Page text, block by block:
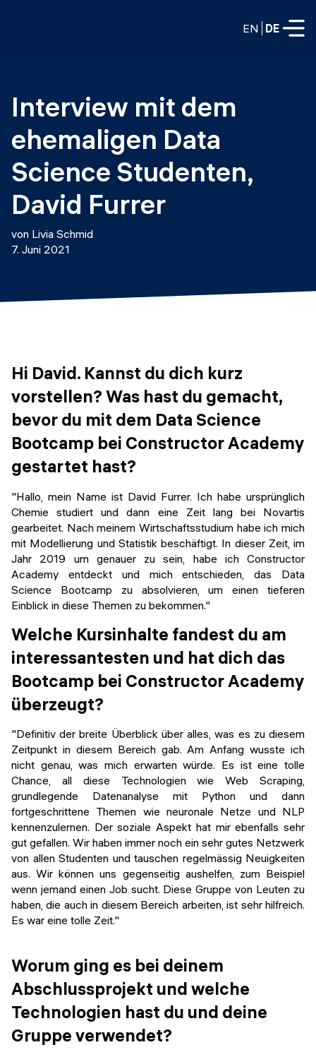
EN DE
VOLLZEITPROGRAMME
Data Science
Web-Entwicklung und KI
TEILZEITROGRAMME
Data Science
DevOps
LLMOps
Generative KI meistern
Python Programmierung
KOSTENLOSE RESSOURCEN
Data Science Einführungskurs
Python Einführungskurs
Python & Ops Einführungskurs
Weiterbildung / Schulung
Consulting
Stell unsere Absolventen ein
Wer wir sind
Alumni Geschichten
Interview mit dem
ehemaligen Data
Science Studenten,
David Furrer
von Livia Schmid
7. Juni 2021
Hi David. Kannst du dich kurz
vorstellen? Was hast du gemacht,
bevor du mit dem Data Science
Bootcamp bei Constructor Academy
gestartet hast?
"Hallo, mein Name ist David Furrer. Ich habe ursprünglich
Chemie studiert und dann eine Zeit lang bei Novartis
gearbeitet. Nach meinem Wirtschaftsstudium habe ich mich
mit Modellierung und Statistik beschäftigt. In dieser Zeit, im
Jahr 2019 um genauer zu sein, habe ich Constructor
Academy entdeckt und mich entschieden, das Data
Science Bootcamp zu absolvieren, um einen tieferen
Einblick in diese Themen zu bekommen."
Welche Kursinhalte fandest du am
interessantesten und hat dich das
Bootcamp bei Constructor Academy
überzeugt?
"Definitiv der breite Überblick über alles, was es zu diesem
Zeitpunkt in diesem Bereich gab. Am Anfang wusste ich
nicht genau, was mich erwarten würde. Es ist eine tolle
Chance, all diese Technologien wie Web Scraping,
grundlegende Datenanalyse mit Python und dann
fortgeschrittene Themen wie neuronale Netze und NLP
kennenzulernen. Der soziale Aspekt hat mir ebenfalls sehr
gut gefallen. Wir haben immer noch ein sehr gutes Netzwerk
von allen Studenten und tauschen regelmässig Neuigkeiten
aus. Wir können uns gegenseitig aushelfen, zum Beispiel
wenn jemand einen Job sucht. Diese Gruppe von Leuten zu
haben, die auch in diesem Bereich arbeiten, ist sehr hilfreich.
Es war eine tolle Zeit."
Worum ging es bei deinem
Abschlussprojekt und welche
Technologien hast du und deine
Gruppe verwendet?